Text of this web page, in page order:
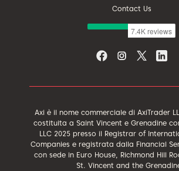
Contact Us
Axi è il nome commerciale di AxiTrader
costituita a Saint Vincent e Grenadine
LLC 2025 presso il Registrar of
Companies e registrata dalla Financial
con sede in Euro House, Richmond Hill
St. Vincent and the